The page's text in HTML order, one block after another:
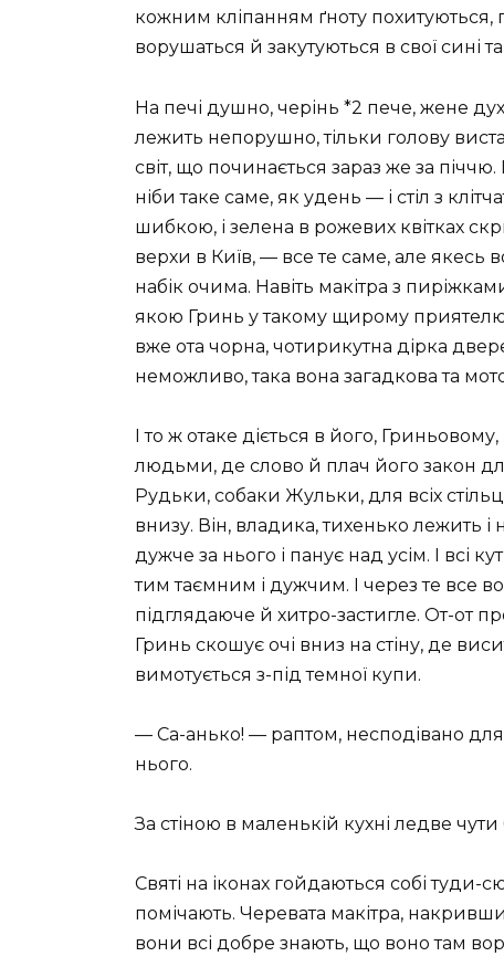
кожним кліпанням ґноту похитуються,
ворушаться й закутуються в свої сині
На печі душно, черінь *2 пече, жене
лежить непорушно, тільки голову
світ, що починається зараз же за
ніби таке саме, як удень — і стіл з
шибкою, і зелена в рожевих квітках
верхи в Київ, — все те саме, але
набік очима. Навіть макітра з
якою Гринь у такому щирому
вже ота чорна, чотирикутна дірка
неможливо, така вона загадкова та
І то ж отаке діється в його,
людьми, де слово й плач його закон
Рудьки, собаки Жульки, для всіх
внизу. Він, владика, тихенько лежить
дужче за нього і панує над усім. І всі
тим таємним і дужчим. І через те все
підглядаюче й хитро-застигле. От-от
Гринь скошує очі вниз на стіну, де
вимотується з-під темної купи.
— Са-анько! — раптом, несподівано
нього.
За стіною в маленькій кухні ледве
Святі на іконах гойдаються собі туди-
помічають. Черевата макітра,
вони всі добре знають, що воно там